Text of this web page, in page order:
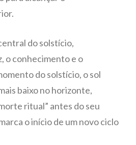
do solstício,
o conhecimento e o
do solstício, o sol
baixo no horizonte,
ritual” antes do seu
o início de um novo ciclo